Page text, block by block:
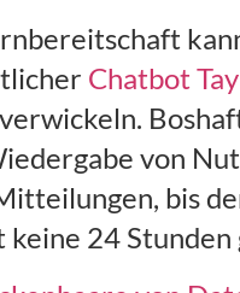
Chatbot Tay
von
bis
keine 24 Stunden